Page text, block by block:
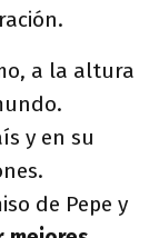
a la altura
y en su
de Pepe y